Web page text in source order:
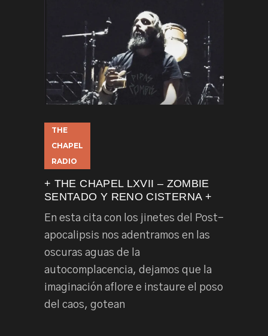
THE
CHAPEL
RADIO
+ THE CHAPEL LXVII – ZOMBIE
SENTADO Y RENO CISTERNA +
En esta cita con los jinetes del Post-
apocalipsis nos adentramos en las
oscuras aguas de la
autocomplacencia, dejamos que la
imaginación aflore e instaure el poso
del caos, gotean